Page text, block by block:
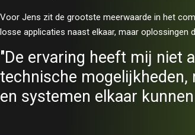
Voor Jens zit de grootste meerwaarde in het
losse applicaties naast elkaar, maar oplossingen
"De ervaring heeft mij niet
technische mogelijkheden,
en systemen elkaar